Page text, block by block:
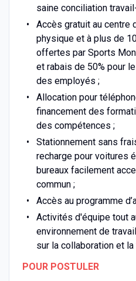
saine conciliation
Accès gratuit au centre
physique et à plus de
offertes par Sports
et rabais de 50% pour
des employés ;
Allocation pour
financement des
des compétences ;
Stationnement sans
recharge pour voitures
bureaux facilement
commun ;
Accès au programme
Activités d'équipe tout
environnement de
sur la collaboration et la
POUR POSTULER